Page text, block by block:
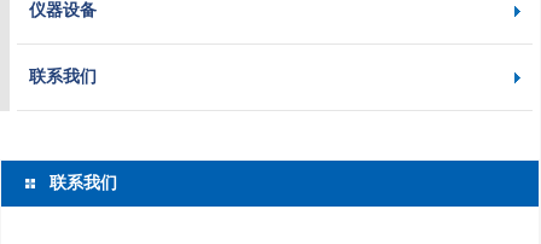
仪器设备
联系我们
联系我们